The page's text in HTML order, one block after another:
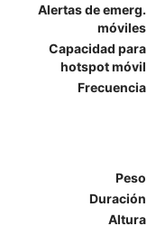
Alertas de emerg.
móviles
Capacidad para
hotspot móvil
Frecuencia
Peso
Duración
Altura